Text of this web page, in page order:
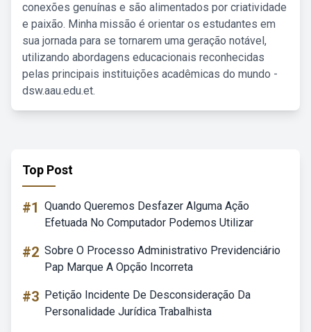
conexões genuínas e são alimentados por criatividade
e paixão. Minha missão é orientar os estudantes em
sua jornada para se tornarem uma geração notável,
utilizando abordagens educacionais reconhecidas
pelas principais instituições acadêmicas do mundo -
dsw.aau.edu.et.
Top Post
#1 Quando Queremos Desfazer Alguma Ação
Efetuada No Computador Podemos Utilizar
#2 Sobre O Processo Administrativo Previdenciário
Pap Marque A Opção Incorreta
#3 Petição Incidente De Desconsideração Da
Personalidade Jurídica Trabalhista